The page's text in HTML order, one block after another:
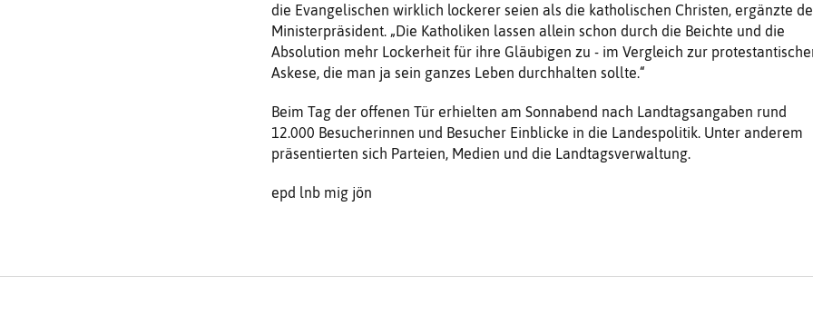
die Evangelischen wirklich lockerer seien als die katholischen Christen, ergänzte
Ministerpräsident. „Die Katholiken lassen allein schon durch die Beichte und die
Absolution mehr Lockerheit für ihre Gläubigen zu - im Vergleich zur
Askese, die man ja sein ganzes Leben durchhalten sollte.“
Beim Tag der offenen Tür erhielten am Sonnabend nach Landtagsangaben rund
12.000 Besucherinnen und Besucher Einblicke in die Landespolitik. Unter anderem
präsentierten sich Parteien, Medien und die Landtagsverwaltung.
epd lnb mig jön